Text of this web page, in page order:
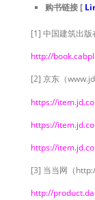
购书链接 [
[1] 中国建筑出
http://
[2] 京东（
https://
https://
https://
[3] 当当网（
http://